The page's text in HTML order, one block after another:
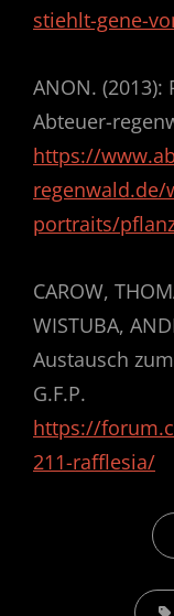
stiehlt-gene-
ANON. (2013):
Abteuer-
https://
regenwald.de/
portraits/
CAROW,
WISTUBA,
Austausch
G.F.P.
https://
211-rafflesia/
TAGS,